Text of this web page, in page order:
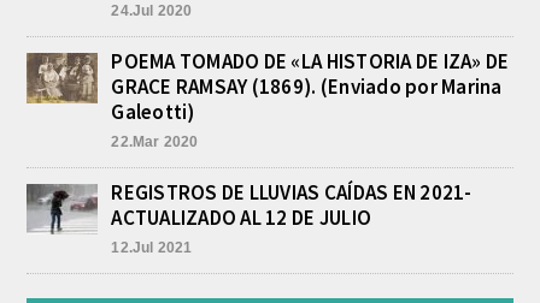
“Padre Luis Troiano” brindó a la
prensa los detalles del gran festejo
del...
COMERCIALIZAR DROGAS
agosto 8, 2026
En la noche del viernes, en calle
24.Jul 2020
POEMA TOMADO DE «LA HISTORIA DE IZA» DE
GRACE RAMSAY (1869). (Enviado por Marina
Galeotti)
22.Mar 2020
REGISTROS DE LLUVIAS CAÍDAS EN 2021-
ACTUALIZADO AL 12 DE JULIO
12.Jul 2021